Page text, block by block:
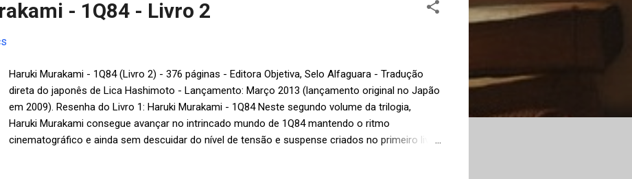
- 1Q84 - Livro 2
Haruki Murakami - 1Q84 (Livro 2) - 376 páginas - Editora Objetiva, Selo Alfaguara - Tradução
direta do japonês de Lica Hashimoto - Lançamento: Março 2013 (lançamento original no Japão
em 2009). Resenha do Livro 1: Haruki Murakami - 1Q84 Neste segundo volume da trilogia,
Haruki Murakami consegue avançar no intrincado mundo de 1Q84 mantendo o ritmo
cinematográfico e ainda sem descuidar do nível de tensão e suspense criados no primeiro livro.